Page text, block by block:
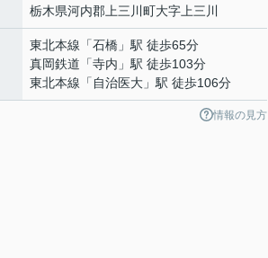
栃木県河内郡上三川町大字上三川
東北本線 「石橋 」駅 徒歩65分
真岡鉄道 「寺内 」駅 徒歩103分
東北本線 「 自治医大 」駅 徒歩106分
情報の見方